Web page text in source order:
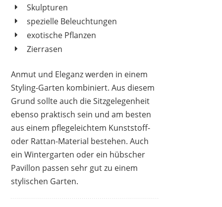
Skulpturen
spezielle Beleuchtungen
exotische Pflanzen
Zierrasen
Anmut und Eleganz werden in einem
Styling-Garten kombiniert. Aus diesem
Grund sollte auch die Sitzgelegenheit
ebenso praktisch sein und am besten
aus einem pflegeleichtem Kunststoff-
oder Rattan-Material bestehen. Auch
ein Wintergarten oder ein hübscher
Pavillon passen sehr gut zu einem
stylischen Garten.